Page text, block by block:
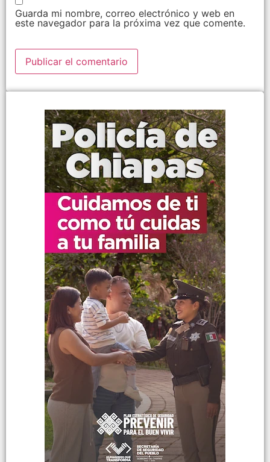
Guarda mi nombre, correo electrónico y web en
este navegador para la próxima vez que comente.